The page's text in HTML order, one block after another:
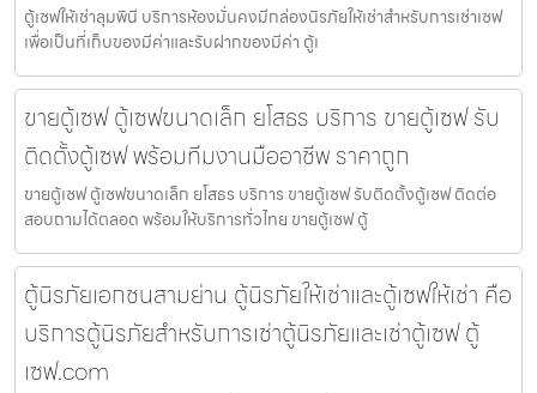
ตู้เซฟให้เช่าลุมพินี บริการห้องมั่นคงมีกล่องนิรภัยให้เช่าสำหรับการเช่าเซฟ
เพื่อเป็นที่เก็บของมีค่าและรับฝากของมีค่า ตู้เ
ขายตู้เซฟ ตู้เซฟขนาดเล็ก ยโสธร บริการ ขายตู้เซฟ รับ
ติดตั้งตู้เซฟ พร้อมทีมงานมืออาชีพ ราคาถูก
ขายตู้เซฟ ตู้เซฟขนาดเล็ก ยโสธร บริการ ขายตู้เซฟ รับติดตั้งตู้เซฟ ติดต่อ
สอบถามได้ตลอด พร้อมให้บริการทั่วไทย ขายตู้เซฟ ตู้
ตู้นิรภัยเอกชนสามย่าน ตู้นิรภัยให้เช่าและตู้เซฟให้เช่า คือ
บริการตู้นิรภัยสำหรับการเช่าตู้นิรภัยและเช่าตู้เซฟ ตู้
เซฟ.com